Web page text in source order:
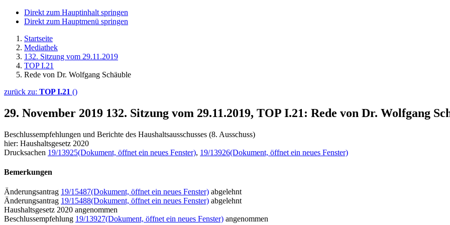
Direkt zum Hauptinhalt springen
Direkt zum Hauptmenü springen
Startseite
Mediathek
132. Sitzung vom 29.11.2019
TOP I.21
Rede von Dr. Wolfgang Schäuble
zurück zu: TOP I.21 ()
29. November 2019 132. Sitzung vom 29.11.2019, TOP I.21: Rede von Dr. Wolfgang
Beschlussempfehlungen und Berichte des Haushaltsausschusses (8. Ausschuss)
hier: Haushaltsgesetz 2020
Drucksachen 19/13925(Dokument, öffnet ein neues Fenster), 19/13926(Dokument, öffnet ein neues Fenster)
Bemerkungen
Änderungsantrag 19/15487(Dokument, öffnet ein neues Fenster) abgelehnt
Änderungsantrag 19/15488(Dokument, öffnet ein neues Fenster) abgelehnt
Haushaltsgesetz 2020 angenommen
Beschlussempfehlung 19/13927(Dokument, öffnet ein neues Fenster) angenommen